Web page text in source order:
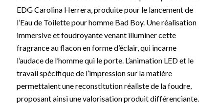
EDG Carolina Herrera, produite pour le lancement de
l’Eau de Toilette pour homme Bad Boy. Une réalisation
immersive et foudroyante venant illuminer cette
fragrance au flacon en forme d’éclair, qui incarne
l’audace de l’homme qui le porte. L’animation LED et le
travail spécifique de l’impression sur la matière
permettaient une reconstitution réaliste de la foudre,
proposant ainsi une valorisation produit différenciante.